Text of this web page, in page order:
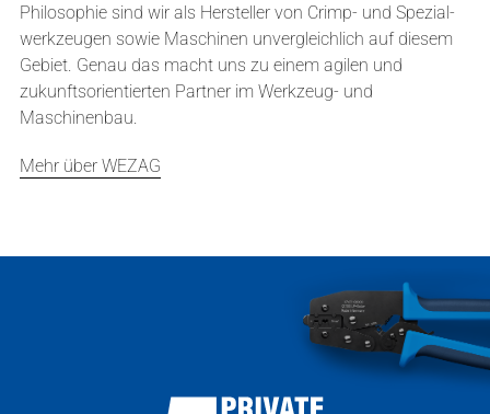
Philosophie sind wir als Hersteller von Crimp- und Spezial­
werkzeugen sowie Maschinen unvergleichlich auf diesem
Gebiet. Genau das macht uns zu einem agilen und
zukunftsorientierten Partner im Werkzeug- und
Maschinenbau.
Mehr über WEZAG